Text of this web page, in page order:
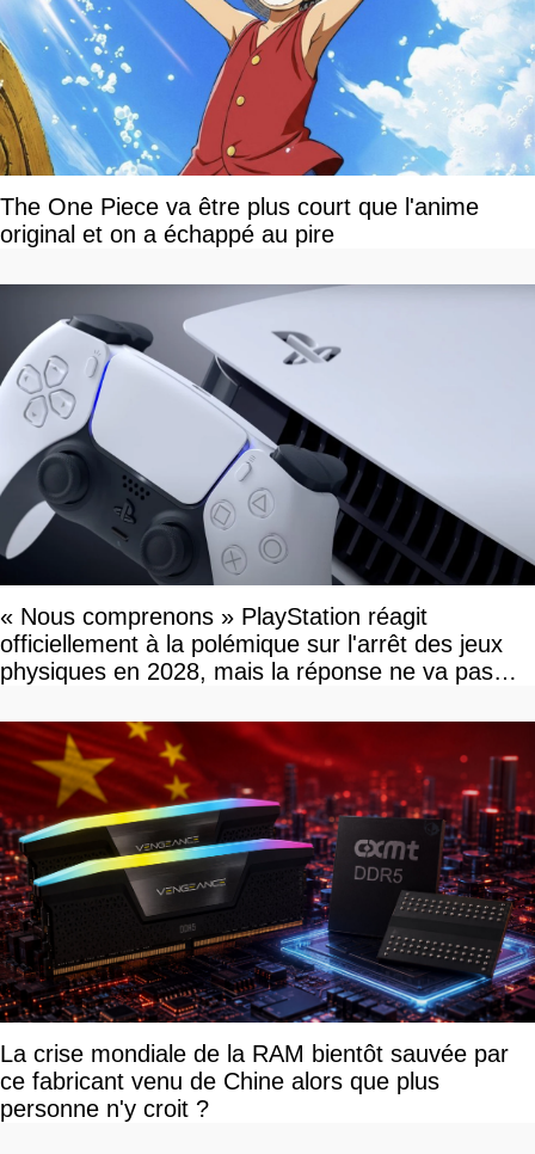
The One Piece va être plus court que l'anime
original et on a échappé au pire
« Nous comprenons » PlayStation réagit
officiellement à la polémique sur l'arrêt des jeux
physiques en 2028, mais la réponse ne va pas
La crise mondiale de la RAM bientôt sauvée par
ce fabricant venu de Chine alors que plus
personne n'y croit ?